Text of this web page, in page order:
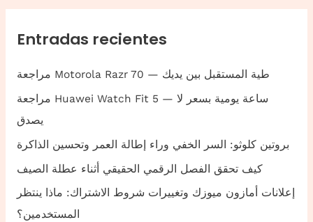
Entradas recientes
مراجعة Motorola Razr 70 — طية المستقبل بين يديك
مراجعة Huawei Watch Fit 5 — ساعة يومية بسعر لا
يصدق
بروتين كلوثو: السر الخفي وراء إطالة العمر وتحسين الذاكرة
كيف تحقق الفصل الرقمي الحقيقي أثناء عطلة الصيف
إعلانات أمازون ميوزك وتغييرات شروط الاشتراك: ماذا ينتظر
المستخدمين؟